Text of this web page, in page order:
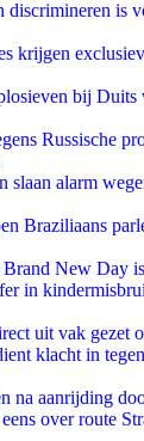
discrimineren is
krijgen
bij
Russische
slaan alarm
Braziliaans
New Day
in
uit vak gezet
klacht in
na aanrijding
over route